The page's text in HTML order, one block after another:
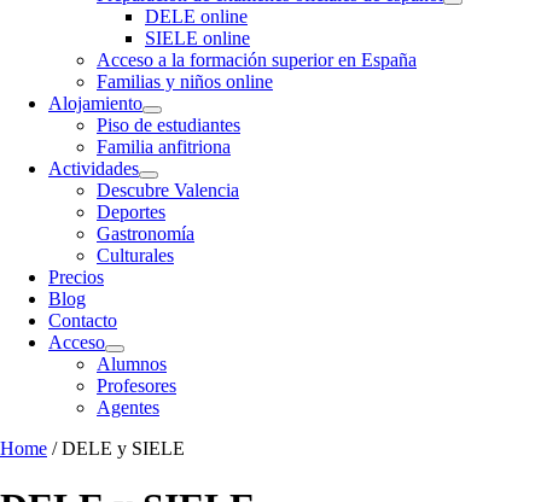
DELE online
SIELE online
Acceso a la formación superior en España
Familias y niños online
Alojamiento
Piso de estudiantes
Familia anfitriona
Actividades
Descubre Valencia
Deportes
Gastronomía
Culturales
Precios
Blog
Contacto
Acceso
Alumnos
Profesores
Agentes
Home / DELE y SIELE